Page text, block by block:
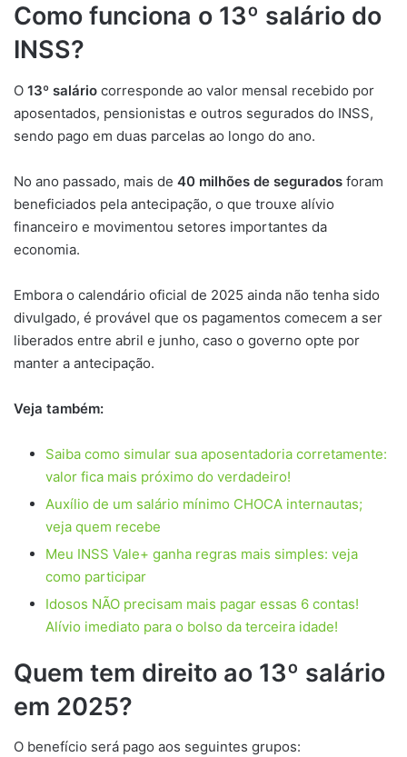
Como funciona o 13º salário do
INSS?
O 13º salário corresponde ao valor mensal recebido por
aposentados, pensionistas e outros segurados do INSS,
sendo pago em duas parcelas ao longo do ano.
No ano passado, mais de 40 milhões de segurados foram
beneficiados pela antecipação, o que trouxe alívio
financeiro e movimentou setores importantes da
economia.
Embora o calendário oficial de 2025 ainda não tenha sido
divulgado, é provável que os pagamentos comecem a ser
liberados entre abril e junho, caso o governo opte por
manter a antecipação.
Veja também:
Saiba como simular sua aposentadoria corretamente:
valor fica mais próximo do verdadeiro!
Auxílio de um salário mínimo CHOCA internautas;
veja quem recebe
Meu INSS Vale+ ganha regras mais simples: veja
como participar
Idosos NÃO precisam mais pagar essas 6 contas!
Alívio imediato para o bolso da terceira idade!
Quem tem direito ao 13º salário
em 2025?
O benefício será pago aos seguintes grupos: